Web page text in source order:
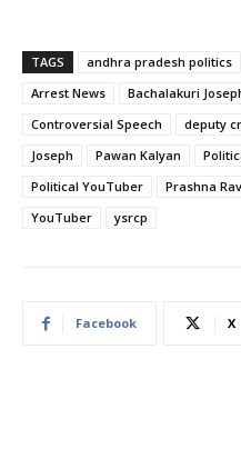
TAGS andhra pradesh politics
Arrest News
Bachalakuri
Controversial Speech
deputy
Joseph
Pawan Kalyan
Political YouTuber
Prashna
YouTuber
ysrcp
Facebook X